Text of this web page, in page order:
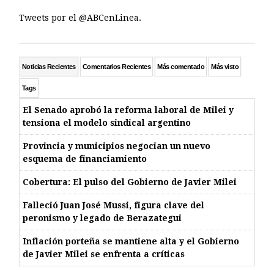
Tweets por el @ABCenLinea.
Noticias Recientes Comentarios Recientes Más comentado Más visto
Tags
El Senado aprobó la reforma laboral de Milei y
tensiona el modelo sindical argentino
Provincia y municipios negocian un nuevo
esquema de financiamiento
Cobertura: El pulso del Gobierno de Javier Milei
Falleció Juan José Mussi, figura clave del
peronismo y legado de Berazategui
Inflación porteña se mantiene alta y el Gobierno
de Javier Milei se enfrenta a críticas